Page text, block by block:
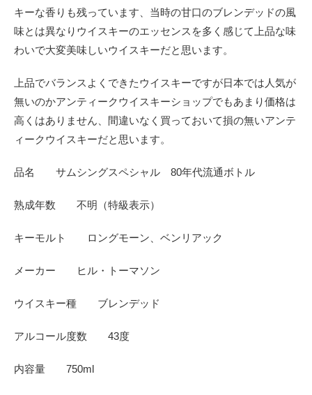
キーな香りも残っています、当時の甘口のブレンデッドの風
味とは異なりウイスキーのエッセンスを多く感じて上品な味
わいで大変美味しいウイスキーだと思います。
上品でバランスよくできたウイスキーですが日本では人気が
無いのかアンティークウイスキーショップでもあまり価格は
高くはありません、間違いなく買っておいて損の無いアンテ
ィークウイスキーだと思います。
品名 サムシングスペシャル 80年代流通ボトル
熟成年数 不明（特級表示）
キーモルト ロングモーン、ベンリアック
メーカー ヒル・トーマソン
ウイスキー種 ブレンデッド
アルコール度数 43度
内容量 750ml